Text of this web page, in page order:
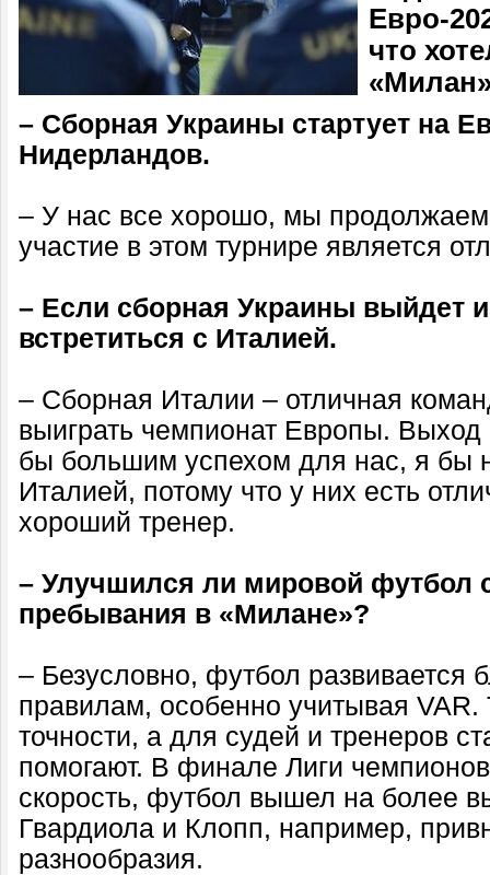
Евро-
что
– Сборная Украины стартует на
Нидерландов.
– У нас все хорошо, мы продолжаем
участие в этом турнире является
– Если сборная Украины выйдет
встретиться с Италией.
– Сборная Италии – отличная
выиграть чемпионат Европы.
бы большим успехом для нас, я бы
Италией, потому что у них есть
хороший тренер.
– Улучшился ли мировой футбол
пребывания в «Милане»?
– Безусловно, футбол развивается
правилам, особенно учитывая
точности, а для судей и тренеров
помогают. В финале Лиги
скорость, футбол вышел на более
Гвардиола и Клопп, например,
разнообразия.